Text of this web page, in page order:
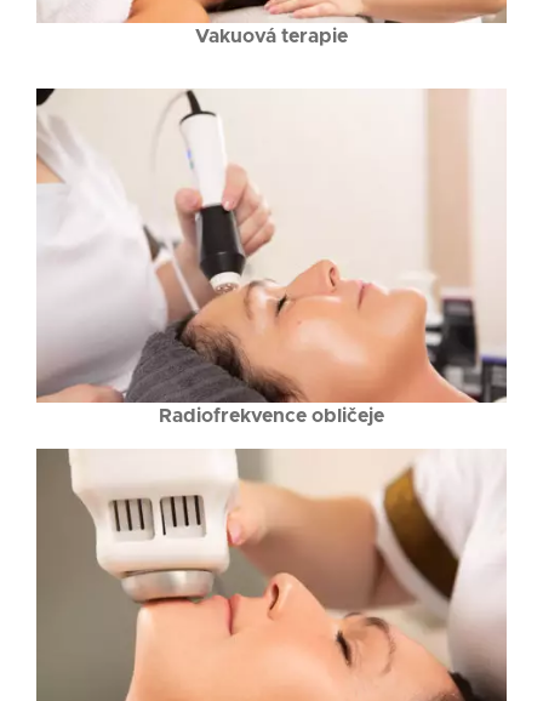
Vakuová terapie
Radiofrekvence obličeje